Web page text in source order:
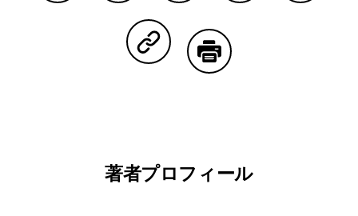
Copy Linkで共有する
著者プロフィール